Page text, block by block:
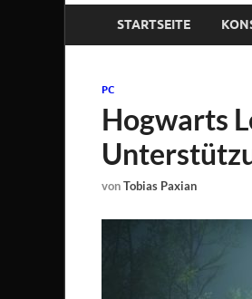
STARTSEITE
PC
Hogwarts
vonTobias Paxian